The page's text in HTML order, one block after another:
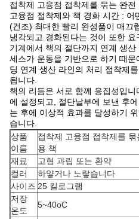
접착제 고융점 접착제를 묶는 완
고융점 접착제와 책 경화 시간 :
(건조) 최대한 빨리 완성품이 매끄
냉각되고 경화된다는 것이 또한
기계에서 책의 절단까지 연계 생
세스가 운동을 기반으로 하기 때
딩 연계 생산 라인의 처리 접착제
됩니다.
책의 리듬은 서로 함께 응집성입
에 설정되고, 절단날부에 보낸 후
는 후에 이상적 효과를 달성하기
습니다.
상품
이름
접착제 고융점 접착제를
용 책
재료
고형 과립 또는 환약
컬러
하얗거나 노랗습니다
사이즈 25 킬로그램
저장
온도
5~40oC